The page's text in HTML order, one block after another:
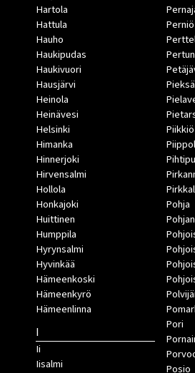
Hartola
Hattula
Hauho
Haukipudas
Haukivuori
Hausjärvi
Heinola
Heinävesi
Helsinki
Himanka
Hinnerjoki
Hirvensalmi
Hollola
Honkajoki
Huittinen
Humppila
Hyrynsalmi
Hyvinkää
Hämeenkoski
Hämeenkyrö
Hämeenlinna
I
Ii
Iisalmi
Perniö
Piikkiö
Pohja
Pori
Posio